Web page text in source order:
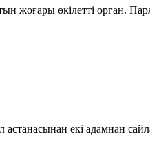
жоғары өкілетті орган.
екі адамнан